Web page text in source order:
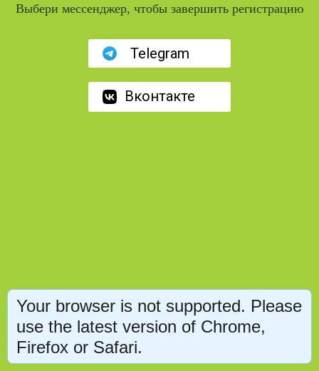
Выбери мессенджер, чтобы завершить регистрацию
Telegram
Вконтакте
Your browser is not supported. Please
use the latest version of Chrome,
Firefox or Safari.